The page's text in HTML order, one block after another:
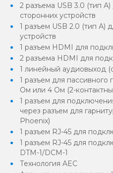
2 разъема USB 3.0 (тип
сторонних устройств
1 разъем USB 2.0 (тип А)
устройств
1 разъем HDMI для
2 разъема HDMI для
1 линейный аудиовыход
1 разъем для пассивного
Ом или 4 Ом (2-
1 разъем для
через разъем для
Phoenix)
1 разъем RJ-45 для
1 разъем RJ-45 для
DTM-1/DCM-1
Технология AEC